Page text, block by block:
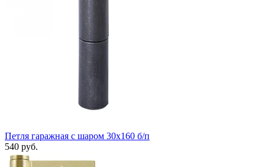
Петля гаражная с шаром 30х160 б/п
540 руб.